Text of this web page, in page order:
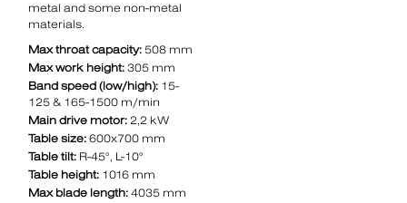
metal and some non-metal
materials.
Max throat capacity: 508 mm
Max work height: 305 mm
Band speed (low/high): 15-
125 & 165-1500 m/min
Main drive motor: 2,2 kW
Table size: 600x700 mm
Table tilt: R-45°, L-10°
Table height: 1016 mm
Max blade length: 4035 mm